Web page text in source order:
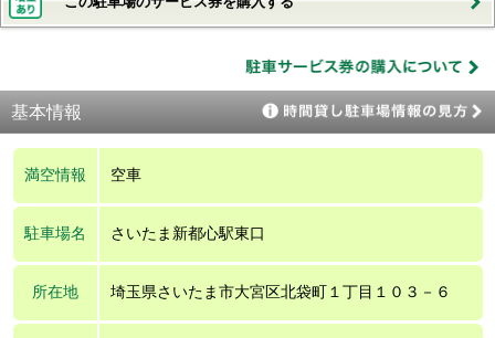
基本情報
満空情報 空車
駐車場名 さいたま新都心駅東口
所在地 埼玉県さいたま市大宮区北袋町１丁目１０３－６